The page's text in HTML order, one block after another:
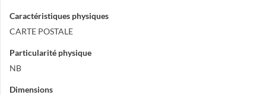
Caractéristiques physiques
CARTE POSTALE
Particularité physique
NB
Dimensions